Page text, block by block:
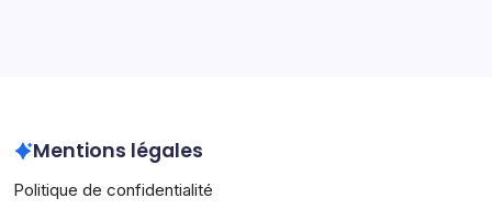
Mentions légales
Politique de confidentialité